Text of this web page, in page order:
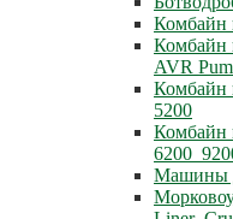
Комбайн
Комбайн
AVR
Комбайн
5200
Комбайн
Машины